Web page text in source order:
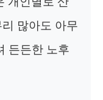
많아도 아무
든든한 노후